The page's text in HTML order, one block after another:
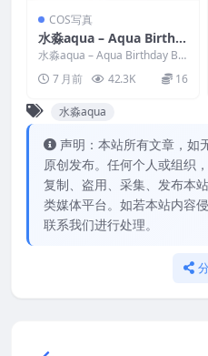
COS写真
水淼aqua – Aqua Birthd
ay Bunny 生日婚纱兔女
郎
水淼aqua – Aqua Birthday Bu
nny 生日婚纱兔女郎 写真分...
7 月前 42.3K 16
水淼aqua
声明：本站所有文章，如
原创发布。任何个人或组织
复制、盗用、采集、发布本
类媒体平台。如若本站内容
联系我们进行处理。